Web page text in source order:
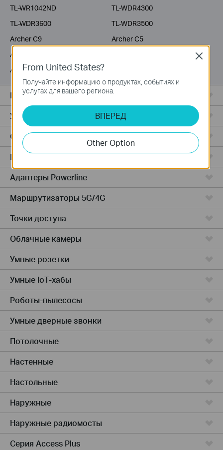
TL-WR1042ND
TL-WDR4300
TL-WDR3600
TL-WDR3500
Archer C9
Archer C5
Archer C3200
Archer C20i
Все комплекты Deco
Усилители Wi-Fi
Серия Fusion
Маршрутизаторы ADSL/VDSL
Адаптеры Powerline
Маршрутизаторы 5G/4G
Точки доступа
Облачные камеры
Умные розетки
Умные IoT-хабы
Роботы-пылесосы
Умные дверные звонки
Потолочные
Настенные
Настольные
Наружные
Наружные радиомосты
Серия Access Plus
From United States?
Получайте информацию о продуктах, событиях и
услугах для вашего региона.
ВПЕРЕД
Other Option
Close